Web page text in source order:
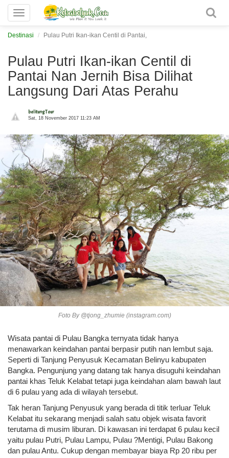
Toggle
navigation
Destinasi Pulau Putri Ikan-ikan Centil di Pantai,
Pulau Putri Ikan-ikan Centil di
Pantai Nan Jernih Bisa Dilihat
Langsung Dari Atas Perahu
belitung Tour
Sat, 18 November 2017 11:23 AM
Foto By @tjong_zhumie (instagram.com)
Wisata pantai di Pulau Bangka ternyata tidak hanya
menawarkan keindahan pantai berpasir putih nan lembut saja.
Seperti di Tanjung Penyusuk Kecamatan Belinyu kabupaten
Bangka. Pengunjung yang datang tak hanya disuguhi keindahan
pantai khas Teluk Kelabat tetapi juga keindahan alam bawah laut
di 6 pulau yang ada di wilayah tersebut.
Tak heran Tanjung Penyusuk yang berada di titik terluar Teluk
Kelabat itu sekarang menjadi salah satu objek wisata favorit
terutama di musim liburan. Di kawasan ini terdapat 6 pulau kecil
yaitu pulau Putri, Pulau Lampu, Pulau ?Mentigi, Pulau Bakong
dan pulau Antu. Cukup dengan membayar biaya Rp 20 ribu per